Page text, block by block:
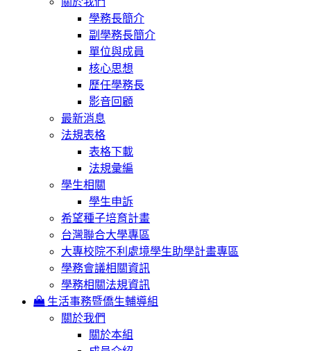
學務長簡介
副學務長簡介
單位與成員
核心思想
歷任學務長
影音回顧
最新消息
法規表格
表格下載
法規彙編
學生相關
學生申訴
希望種子培育計畫
台灣聯合大學專區
大專校院不利處境學生助學計畫專區
學務會議相關資訊
學務相關法規資訊
生活事務暨僑生輔導組
關於我們
關於本組